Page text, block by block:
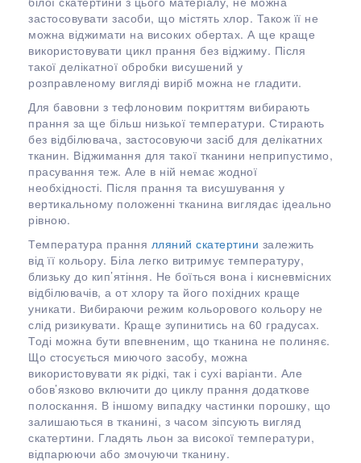
застосовувати засоби, що містять хлор. Також її не
можна віджимати на високих обертах. А ще краще
використовувати цикл прання без віджиму. Після
такої делікатної обробки висушений у
розправленому вигляді виріб можна не гладити.
Для бавовни з тефлоновим покриттям вибирають
прання за ще більш низької температури. Стирають
без відбілювача, застосовуючи засіб для делікатних
тканин. Віджимання для такої тканини неприпустимо,
прасування теж. Але в ній немає жодної
необхідності. Після прання та висушування у
вертикальному положенні тканина виглядає ідеально
рівною.
Температура прання лляний скатертини залежить
від її кольору. Біла легко витримує температуру,
близьку до кип’ятіння. Не боїться вона і кисневмісних
відбілювачів, а от хлору та його похідних краще
уникати. Вибираючи режим кольорового кольору не
слід ризикувати. Краще зупинитись на 60 градусах.
Тоді можна бути впевненим, що тканина не полиняє.
Що стосується миючого засобу, можна
використовувати як рідкі, так і сухі варіанти. Але
обов’язково включити до циклу прання додаткове
полоскання. В іншому випадку частинки порошку, що
залишаються в тканині, з часом зіпсують вигляд
скатертини. Гладять льон за високої температури,
відпарюючи або змочуючи тканину.